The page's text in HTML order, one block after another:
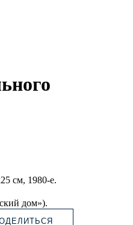
см, 1980-е.
дом»).